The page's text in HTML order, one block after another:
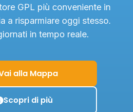
GPL più conveniente in
a risparmiare oggi stesso.
in tempo reale.
alla Mappa
Scopri di più